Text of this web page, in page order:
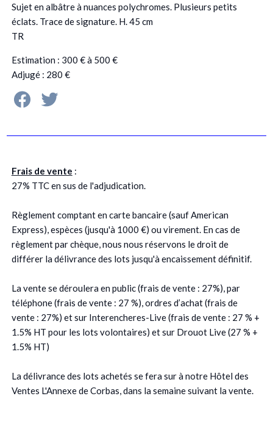
Sujet en albâtre à nuances polychromes. Plusieurs petits
éclats. Trace de signature. H. 45 cm
TR
Estimation : 300 € à 500 €
Adjugé : 280 €
Frais de vente :
27% TTC en sus de l'adjudication.
Règlement comptant en carte bancaire (sauf American
Express), espèces (jusqu'à 1000 €) ou virement. En cas de
règlement par chèque, nous nous réservons le droit de
différer la délivrance des lots jusqu'à encaissement définitif.
La vente se déroulera en public (frais de vente : 27%), par
téléphone (frais de vente : 27 %), ordres d’achat (frais de
vente : 27%) et sur Interencheres-Live (frais de vente : 27 % +
1.5% HT pour les lots volontaires) et sur Drouot Live (27 % +
1.5% HT)
La délivrance des lots achetés se fera sur à notre Hôtel des
Ventes L'Annexe de Corbas, dans la semaine suivant la vente.